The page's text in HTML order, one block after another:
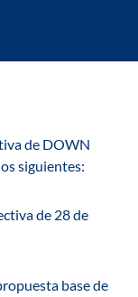
de DOWN
siguientes:
de 28 de
base de